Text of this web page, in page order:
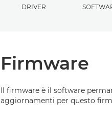
DRIVER
Firmware
Il firmware è il software
aggiornamenti per questo